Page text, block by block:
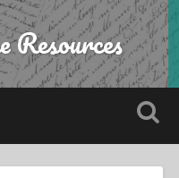
Resources